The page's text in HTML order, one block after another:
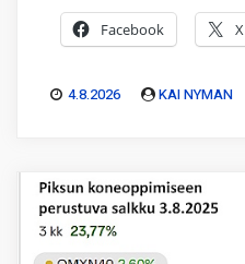
Facebook X
4.8.2026 KAI NYMAN